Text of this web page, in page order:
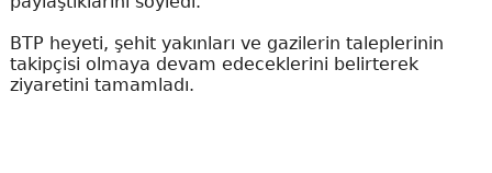
BTP heyeti, şehit yakınları ve gazilerin taleplerinin
takipçisi olmaya devam edeceklerini belirterek
ziyaretini tamamladı.